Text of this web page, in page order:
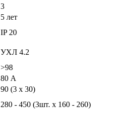
3
5 лет
IP 20
УХЛ 4.2
>98
80 А
90 (3 х 30)
280 - 450 (3шт. х 160 - 260)